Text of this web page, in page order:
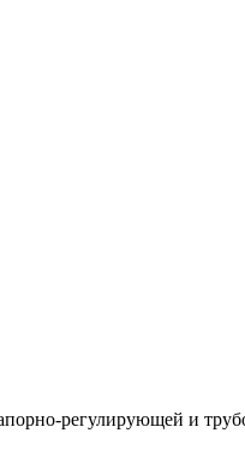
регулирующей и